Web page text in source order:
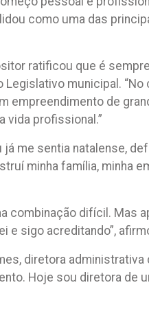
como uma das
ratificou que é
municipal. “No
empreendimento de
vida profissional.”
me sentia natalense,
minha família, minha
combinação difícil. Mas
e sigo acreditando”,
diretora administrativa
Hoje sou diretora de